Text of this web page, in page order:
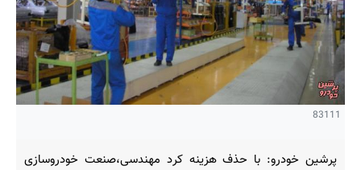
83111
پرشین خودرو: با حذف هزینه کرد مهندسی،صنعت خودروسازی